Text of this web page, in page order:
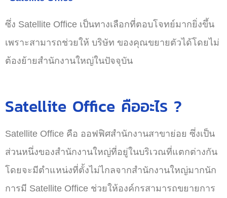
ซึ่ง Satellite Office เป็นทางเลือกที่ตอบโจทย์มากยิ่งขึ้น
เพราะสามารถช่วยให้ บริษัท ของคุณขยายตัวได้โดยไม่
ต้องย้ายสำนักงานใหญ่ในปัจจุบัน
Satellite Office คืออะไร ?
Satellite Office คือ ออฟฟิศสำนักงานสาขาย่อย ซึ่งเป็น
ส่วนหนึ่งของสำนักงานใหญ่ที่อยู่ในบริเวณที่แตกต่างกัน
โดยจะมีตำแหน่งที่ตั้งไม่ไกลจากสำนักงานใหญ่มากนัก
การมี Satellite Office ช่วยให้องค์กรสามารถขยายการ